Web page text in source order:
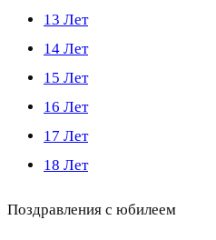
13 Лет
14 Лет
15 Лет
16 Лет
17 Лет
18 Лет
Поздравления с юбилеем